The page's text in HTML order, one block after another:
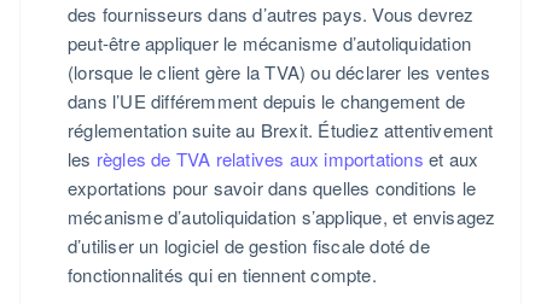
des fournisseurs dans d’autres pays. Vous devrez
peut-être appliquer le mécanisme d’autoliquidation
(lorsque le client gère la TVA) ou déclarer les ventes
dans l’UE différemment depuis le changement de
réglementation suite au Brexit. Étudiez attentivement
les règles de TVA relatives aux importations et aux
exportations pour savoir dans quelles conditions le
mécanisme d’autoliquidation s’applique, et envisagez
d’utiliser un logiciel de gestion fiscale doté de
fonctionnalités qui en tiennent compte.